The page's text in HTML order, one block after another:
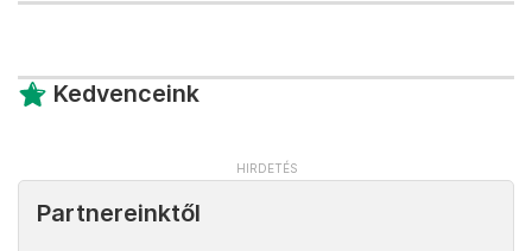
Kedvenceink
Partnereinktől